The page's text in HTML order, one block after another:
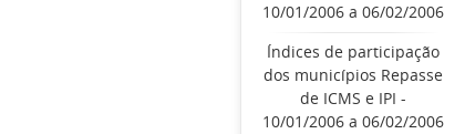
10/01/2006 a 06/02/2006
Índices de participação
dos municípios Repasse
de ICMS e IPI -
10/01/2006 a 06/02/2006